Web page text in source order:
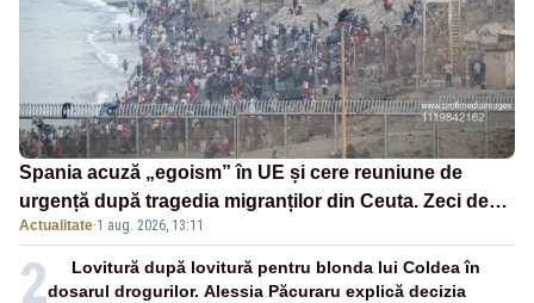
Spania acuză „egoism” în UE și cere reuniune de
urgență după tragedia migranților din Ceuta. Zeci de
oameni au murit
Actualitate·1 aug. 2026, 13:11
2
Lovitură după lovitură pentru blonda lui Coldea în
dosarul drogurilor. Alessia Păcuraru explică decizia